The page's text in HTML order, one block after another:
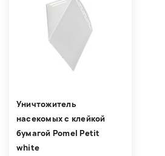
Уничтожитель
насекомых с клейкой
бумагой Pomel Petit
white